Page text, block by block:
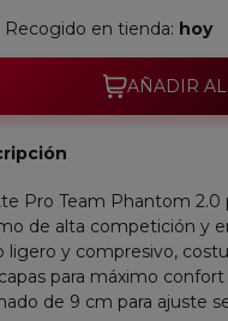
Recogido en tienda: hoy
AÑADIR
Pro Team Phantom 2.0
de alta competición y
ligero y compresivo,
para máximo
de 9 cm para ajuste